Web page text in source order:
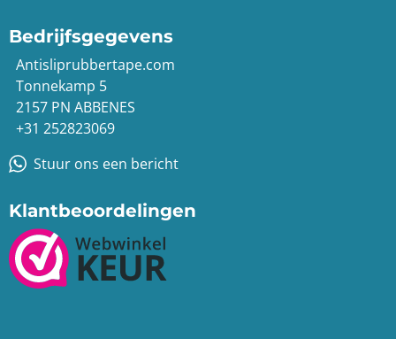
Bedrijfsgegevens
Antisliprubbertape.com
Tonnekamp 5
2157 PN ABBENES
+31 252823069
Stuur ons een bericht
Klantbeoordelingen